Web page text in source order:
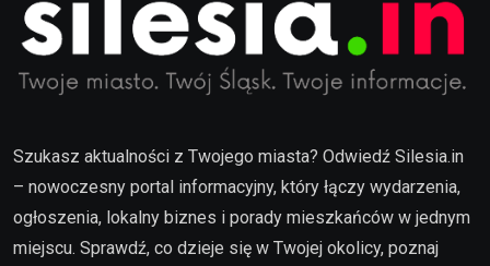
Szukasz aktualności z Twojego miasta? Odwiedź Silesia.in
– nowoczesny portal informacyjny, który łączy wydarzenia,
ogłoszenia, lokalny biznes i porady mieszkańców w jednym
miejscu. Sprawdź, co dzieje się w Twojej okolicy, poznaj